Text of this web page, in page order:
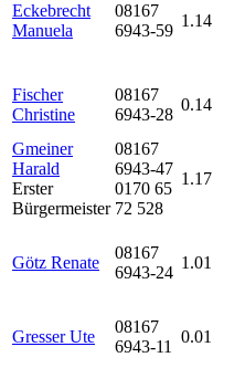
Eckebrecht
Manuela
08167
6943-59
1.14
Fischer
Christine
08167
6943-28
0.14
Gmeiner
Harald
Erster
Bürgermeister
08167
6943-47
0170 65
72 528
1.17
Götz Renate
08167
6943-24
1.01
Gresser Ute
08167
6943-11
0.01